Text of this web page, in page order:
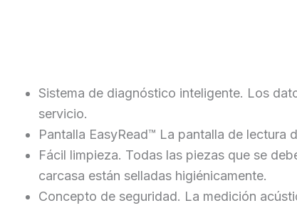
Sistema de diagnóstico inteligente. Los
servicio.
Pantalla EasyRead™ La pantalla de lectura
Fácil limpieza. Todas las piezas que se
carcasa están selladas higiénicamente.
Concepto de seguridad. La medición